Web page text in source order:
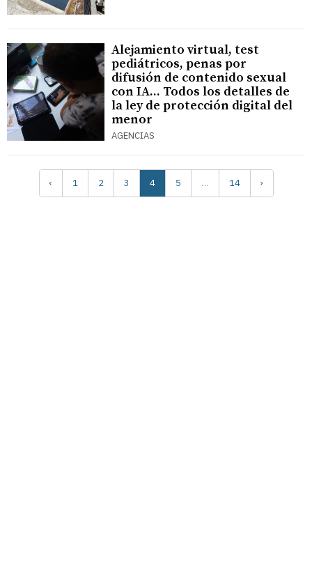
Alejamiento virtual, test
pediátricos, penas por
difusión de contenido sexual
con IA... Todos los detalles de
la ley de protección digital del
menor
AGENCIAS
‹ 1 2 3 4 5 … 14 ›